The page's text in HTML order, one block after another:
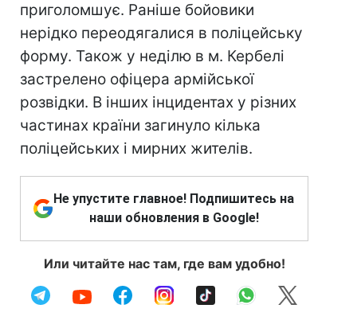
приголомшує. Раніше бойовики
нерідко переодягалися в поліцейську
форму. Також у неділю в м. Кербелі
застрелено офіцера армійської
розвідки. В інших інцидентах у різних
частинах країни загинуло кілька
поліцейських і мирних жителів.
Не упустите главное! Подпишитесь на
наши обновления в Google!
Или читайте нас там, где вам удобно!